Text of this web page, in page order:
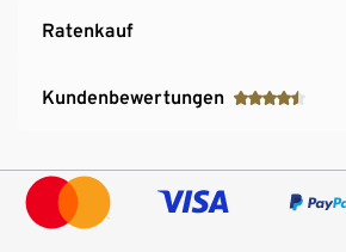
Ratenkauf
Kundenbewertungen